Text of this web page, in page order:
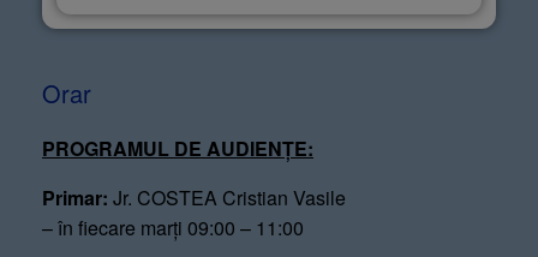
Orar
PROGRAMUL DE AUDIENȚE:
Primar: Jr. COSTEA Cristian Vasile
– în fiecare marți 09:00 – 11:00